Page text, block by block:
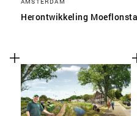
Herontwikkeling